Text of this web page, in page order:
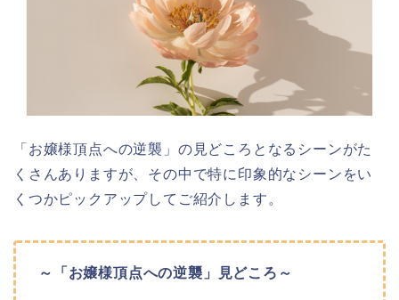
「お嬢様頂点への逆襲」の見どころとなるシーンがた
くさんありますが、その中で特に印象的なシーンをい
くつかピックアップしてご紹介します。
～「お嬢様頂点への逆襲」見どころ～